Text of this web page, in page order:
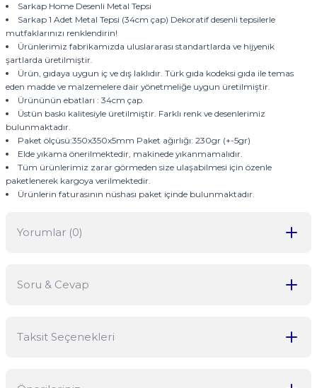
Sarkap Home Desenli Metal Tepsi
Sarkap 1 Adet Metal Tepsi (34cm çap) Dekoratif desenli tepsilerle
mutfaklarınızı renklendirin!
Ürünlerimiz fabrikamızda uluslararası standartlarda ve hijyenik
şartlarda üretilmiştir.
Ürün, gıdaya uygun iç ve dış laklıdır. Türk gıda kodeksi gıda ile temas
eden madde ve malzemelere dair yönetmeliğe uygun üretilmiştir.
Ürününün ebatları : 34cm çap.
Üstün baskı kalitesiyle üretilmiştir. Farklı renk ve desenlerimiz
bulunmaktadır.
Paket ölçüsü:350x350x5mm Paket ağırlığı: 230gr (+-5gr)
Elde yıkama önerilmektedir, makinede yıkanmamalıdır.
Tüm ürünlerimiz zarar görmeden size ulaşabilmesi için özenle
paketlenerek kargoya verilmektedir.
Ürünlerin faturasının nüshası paket içinde bulunmaktadır.
Yorumlar (0)
Soru & Cevap
Taksit Seçenekleri